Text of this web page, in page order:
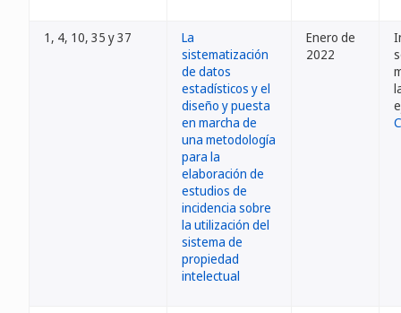
1, 4, 10, 35 y 37
La
sistematización
de datos
estadísticos y el
diseño y puesta
en marcha de
una metodología
para la
elaboración de
estudios de
incidencia sobre
la utilización del
sistema de
propiedad
intelectual
Enero de
2022